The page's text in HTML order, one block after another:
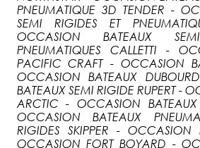
PNEUMATIQUE 3D TENDER -
SEMI RIGIDES ET
OCCASION BATEAUX
PNEUMATIQUES CALLETTI -
PACIFIC CRAFT - OCCASION
OCCASION BATEAUX
BATEAUX SEMI RIGIDE RUPERT -
ARCTIC - OCCASION
OCCASION BATEAUX
RIGIDES SKIPPER -
OCCASION FORT BOYARD -